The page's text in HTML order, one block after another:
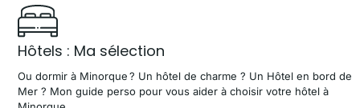
Hôtels : Ma sélection
Ou dormir à Minorque ? Un hôtel de charme ? Un Hôtel en bord de
Mer ? Mon guide perso pour vous aider à choisir votre hôtel à